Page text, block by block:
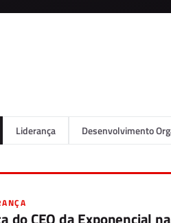
Liderança Desenvolvimento